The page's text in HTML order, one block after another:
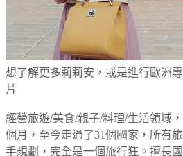
想了解更多莉莉安，或是進行歐洲
片
經營旅遊/美食/親子/料理/生活領域
個月，至今走過了31個國家，所有
手規劃，完全是一個旅行狂。擅長